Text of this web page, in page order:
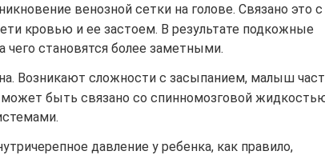
венозной сетки на голове. Связано это с
кровью и ее застоем. В результате подкожные
становятся более заметными.
Возникают сложности с засыпанием, малыш
быть связано со спинномозговой
давление у ребенка, как правило,